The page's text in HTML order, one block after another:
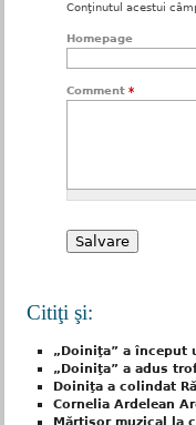
Conţinutul acestui
Homepage
Comment *
Citiţi şi:
„Doiniţa” a început
„Doiniţa” a adus
Doiniţa a colindat
Cornelia Ardelean